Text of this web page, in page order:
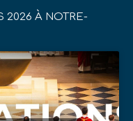
2026 À NOTRE-